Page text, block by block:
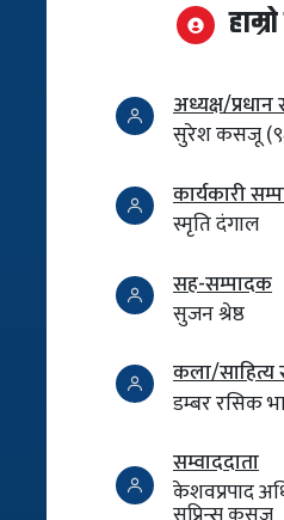
अध्यक्ष/
सुरेश कसजू
कार्यकारी
स्मृति दंगाल
सह-सम्पादक
सुजन श्रेष्ठ
कला/
डम्बर रसिक
सम्वाददाता
केशवप्रपाद